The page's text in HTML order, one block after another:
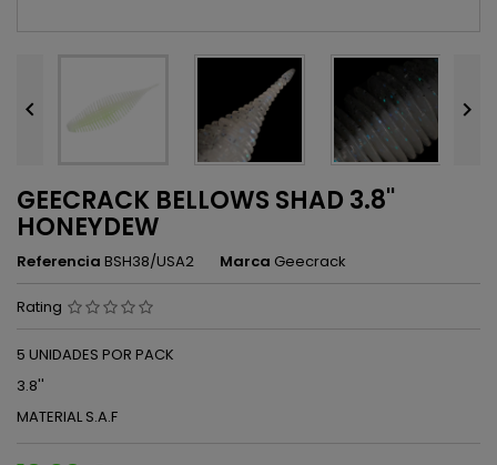
 
GEECRACK BELLOWS SHAD 3.8''
HONEYDEW
Referencia BSH38/USA2 Marca Geecrack
Rating
5 UNIDADES POR PACK
3.8''
MATERIAL S.A.F